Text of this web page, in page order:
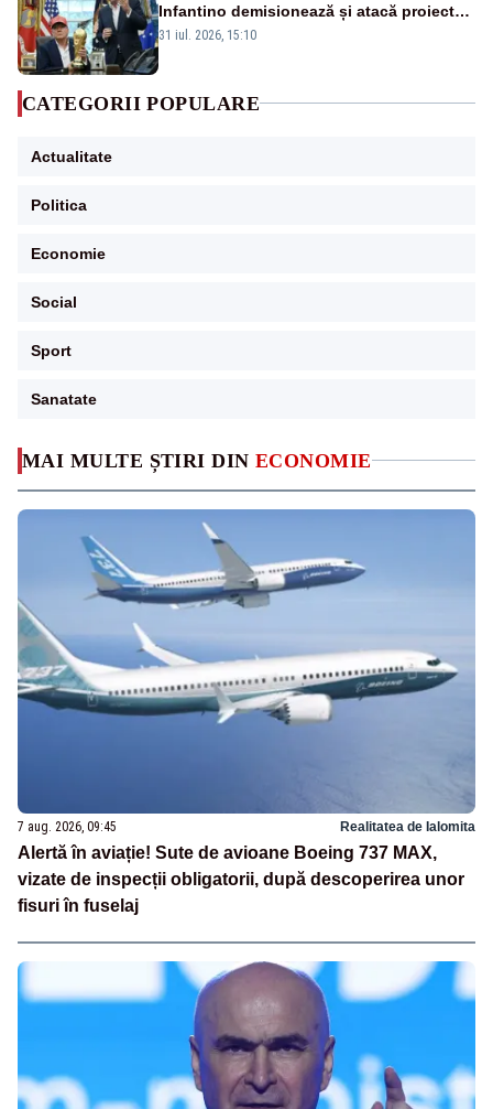
MAI MULTE ȘTIRI DIN ECONOMIE
7 aug. 2026, 09:45 Realitatea de Ialomita
Alertă în aviație! Sute de avioane Boeing 737 MAX,
vizate de inspecții obligatorii, după descoperirea unor
fisuri în fuselaj
Infantino demisionează și atacă proiectul
privind investitorii străini
31 iul. 2026, 15:10
CATEGORII POPULARE
Actualitate
Politica
Economie
Social
Sport
Sanatate